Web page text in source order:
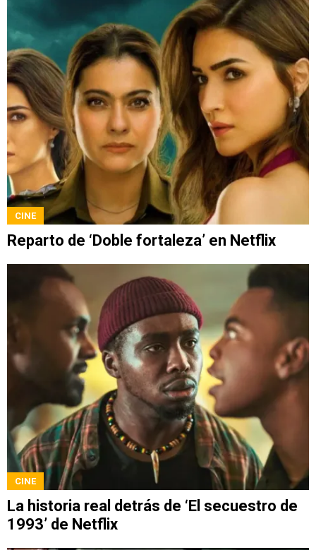
CINE
Reparto de ‘Doble fortaleza’ en Netflix
CINE
La historia real detrás de ‘El secuestro de
1993’ de Netflix